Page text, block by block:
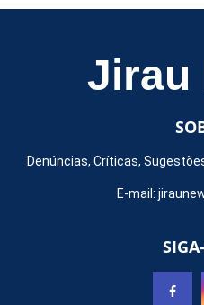
Jirau
Denúncias, Críticas,
E-mail: